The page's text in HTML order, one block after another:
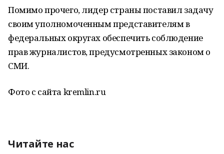
Помимо прочего, лидер страны поставил задачу
своим уполномоченным представителям в
федеральных округах обеспечить соблюдение
прав журналистов, предусмотренных законом о
СМИ.
Фото с сайта kremlin.ru
Читайте нас